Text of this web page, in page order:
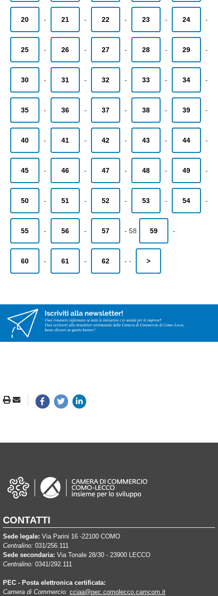
20 - 21 - 22 - 23 - 24 -
25 - 26 - 27 - 28 - 29 -
30 - 31 - 32 - 33 - 34 -
35 - 36 - 37 - 38 - 39 -
40 - 41 - 42 - 43 - 44 -
45 - 46 - 47 - 48 - 49 -
50 - 51 - 52 - 53 - 54 -
55 - 56 - 57 - 58 59 -
60 - 61 - 62 - - >
CONTATTI
Sede legale: Via Parini 16 -22100 COMO
Centralino: 031/256.111
Sede secondaria: Via Tonale 28/30 - 23900 LECCO
Centralino: 0341/292.111
PEC - Posta elettronica certificata:
Camera di Commercio: cciaa@pec.comolecco.camcom.it